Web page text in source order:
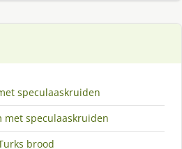
speculaaskruiden
met speculaaskruiden
brood